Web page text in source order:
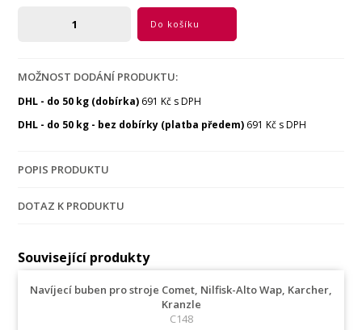
Do košíku
MOŽNOST DODÁNÍ PRODUKTU:
DHL - do 50 kg (dobírka) 691 Kč s DPH
DHL - do 50 kg - bez dobírky (platba předem) 691 Kč s DPH
POPIS PRODUKTU
DOTAZ K PRODUKTU
Související produkty
Navíjecí buben pro stroje Comet, Nilfisk-Alto Wap, Karcher,
Kranzle
C148